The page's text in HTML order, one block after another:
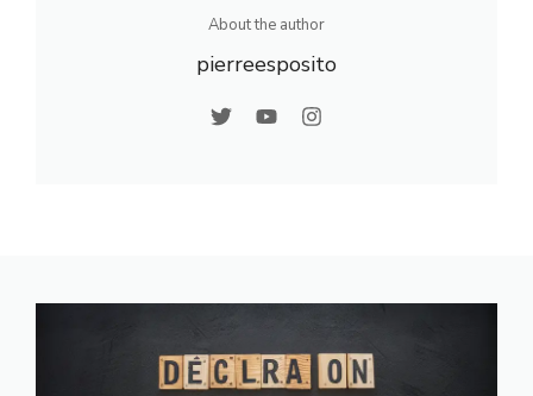
About the author
pierreesposito